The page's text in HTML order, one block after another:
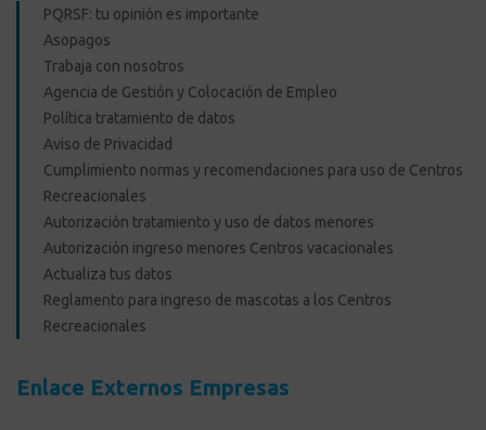
PQRSF: tu opinión es importante
Asopagos
Trabaja con nosotros
Agencia de Gestión y Colocación de Empleo
Política tratamiento de datos
Aviso de Privacidad
Cumplimiento normas y recomendaciones para uso de Centros
Recreacionales
Autorización tratamiento y uso de datos menores
Autorización ingreso menores Centros vacacionales
Actualiza tus datos
Reglamento para ingreso de mascotas a los Centros
Recreacionales
Enlace Externos Empresas